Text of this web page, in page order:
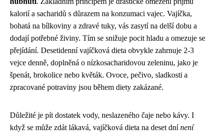
kalorií a sacharidů s důrazem na konzumaci vajec. Vajíčka,
bohatá na bílkoviny a zdravé tuky, vás zasytí na delší dobu a
dodají potřebné živiny. Tím se snižuje pocit hladu a omezuje se
přejídání. Desetidenní vajíčková dieta obvykle zahrnuje 2-3
vejce denně, doplněná o nízkosacharidovou zeleninu, jako je
špenát, brokolice nebo květák. Ovoce, pečivo, sladkosti a
zpracované potraviny jsou během diety zakázané.
Důležité je pít dostatek vody, neslazeného čaje nebo kávy. I
když se může zdát lákavá, vajíčková dieta na deset dnínení